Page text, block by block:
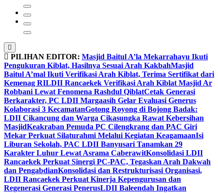
PILIHAN EDITOR: Masjid Baitul A’la Mekarrahayu Ikuti
Pengukuran Kiblat, Hasilnya Sesuai Arah KakbahMasjid
Baitul A’mal Ikuti Verifikasi Arah Kiblat, Terima Sertifikat dari
Kemenag RILDII Rancaekek Verifikasi Arah Kiblat Masjid Ar
Robbani Lewat Fenomena Rashdul QiblatCetak Generasi
Berkarakter, PC LDII Margaasih Gelar Evaluasi Generus
Kolaborasi 3 KecamatanGotong Royong di Bojong Badak:
LDII Cikancung dan Warga Cikasungka Rawat Kebersihan
MasjidKeakraban Pemuda PC Cilengkrang dan PAC Giri
Mekar Perkuat Silaturahmi Melalui Kegiatan KeagamaanIsi
Liburan Sekolah, PAC LDII Banyusari Tanamkan 29
Karakter Luhur Lewat Asrama CaberawitKonsolidasi LDII
Rancaekek Perkuat Sinergi PC-PAC, Tegaskan Arah Dakwah
dan PengabdianKonsolidasi dan Restrukturisasi Organisasi,
LDII Rancaekek Perkuat Kinerja Kepengurusan dan
Regenerasi Generasi PenerusLDII Baleendah Ingatkan